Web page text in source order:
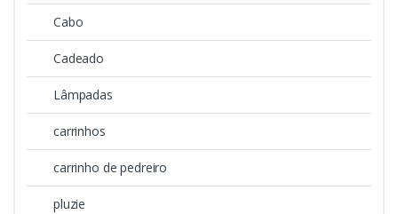
Cabo
Cadeado
Lâmpadas
carrinhos
carrinho de pedreiro
pluzie